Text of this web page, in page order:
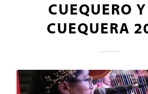
CUEQUERO
CUEQUERA